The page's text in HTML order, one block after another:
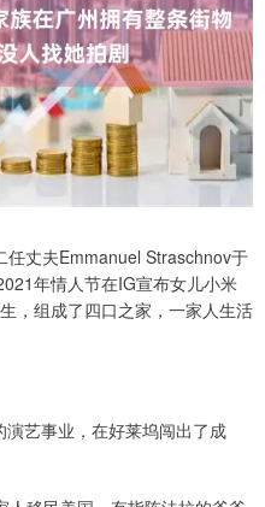
任丈夫Emmanuel Straschnov于
年情人节在IG宣布女儿小米
，组成了四口之家，一家人生活
艺事业，在好莱坞闯出了成